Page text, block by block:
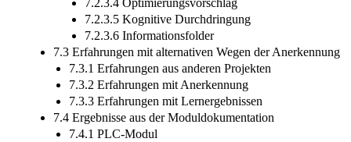
7.2.3.4 Optimierungsvorschlag
7.2.3.5 Kognitive Durchdringung
7.2.3.6 Informationsfolder
7.3 Erfahrungen mit alternativen Wegen der Anerkennung
7.3.1 Erfahrungen aus anderen Projekten
7.3.2 Erfahrungen mit Anerkennung
7.3.3 Erfahrungen mit Lernergebnissen
7.4 Ergebnisse aus der Moduldokumentation
7.4.1 PLC-Modul